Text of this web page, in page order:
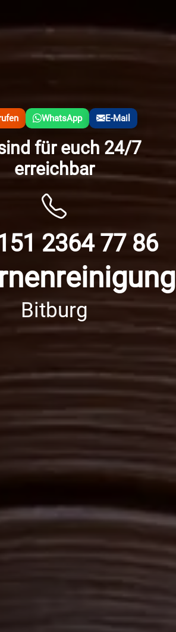
WhatsApp E-Mail
für euch 24/7
erreichbar
2364 77 86
Bitburg